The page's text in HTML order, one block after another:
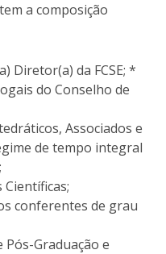
a composição
Diretor(a) da FCSE; *
do Conselho de
Associados e
de tempo integral
conferentes de grau
Pós-Graduação e